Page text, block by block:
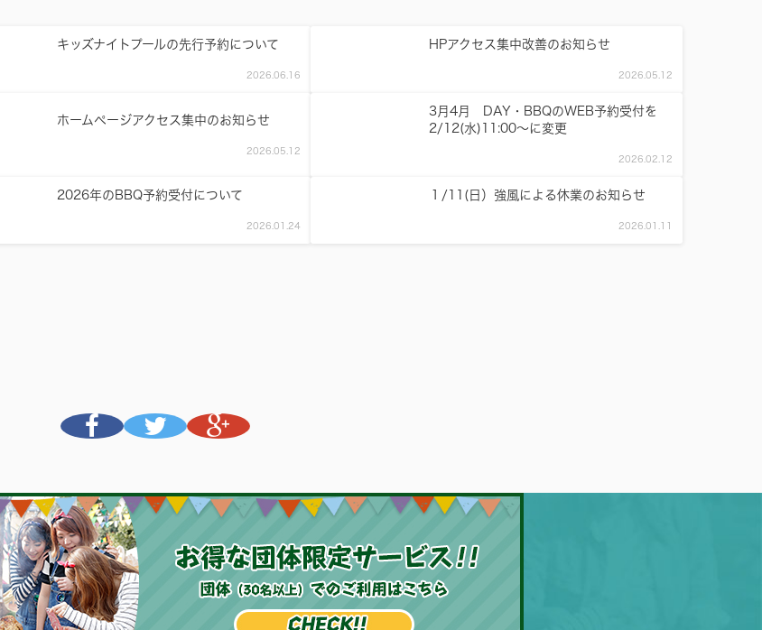
キッズナイトプールの先行予約について
2026.06.16
HPアクセス集中改善のお知らせ
2026.05.12
ホームページアクセス集中のお知らせ
2026.05.12
3月4月 DAY・BBQのWEB予約受付を
2/12(水)11:00～に変更
2026.02.12
2026年のBBQ予約受付について
2026.01.24
１/11(日）強風による休業のお知らせ
2026.01.11